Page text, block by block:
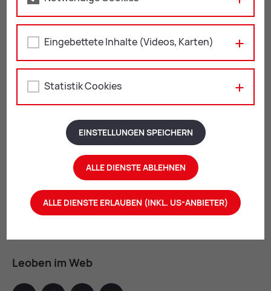
KulturQuartier Leoben
8700 Leoben
kulturquartier@leoben.at
Öffnungszeiten:
aktuelle Öffnungszeiten
Leoben im Web
Eingebettete Inhalte (Videos, Karten)
Statistik Cookies
EINSTELLUNGEN SPEICHERN
ALLE DIENSTE ABLEHNEN
ALLE DIENSTE ERLAUBEN (INKL. US-ANBIETER)